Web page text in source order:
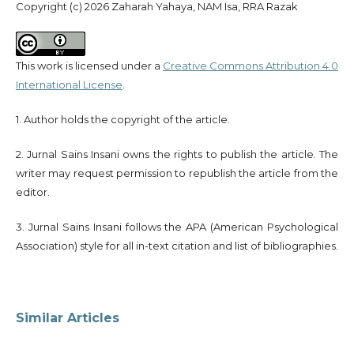
Copyright (c) 2026 Zaharah Yahaya, NAM Isa, RRA Razak
This work is licensed under a Creative Commons Attribution 4.0
International License
1. Author holds the copyright of the article.
2. Jurnal Sains Insani owns the rights to publish the article. The
writer may request permission to republish the article from the
editor.
3. Jurnal Sains Insani follows the APA (American Psychological
Association) style for all in-text citation and list of bibliographies.
Similar Articles